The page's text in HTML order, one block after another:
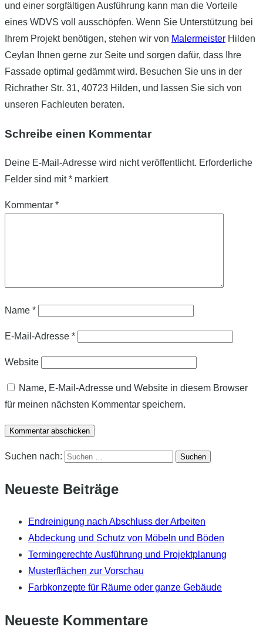
und einer sorgfältigen Ausführung kann man die Vorteile
eines WDVS voll ausschöpfen. Wenn Sie Unterstützung bei
Ihrem Projekt benötigen, stehen wir von Malermeister Hilden
Ceylan Ihnen gerne zur Seite und sorgen dafür, dass Ihre
Fassade optimal gedämmt wird. Besuchen Sie uns in der
Richrather Str. 31, 40723 Hilden, und lassen Sie sich von
unseren Fachleuten beraten.
Schreibe einen Kommentar
Deine E-Mail-Adresse wird nicht veröffentlicht. Erforderliche
Felder sind mit* markiert
Kommentar *
Name *
E-Mail-Adresse *
Website
Name, E-Mail-Adresse und Website in diesem Browser
für meinen nächsten Kommentar speichern.
Suchen nach:
Neueste Beiträge
Endreinigung nach Abschluss der Arbeiten
Abdeckung und Schutz von Möbeln und Böden
Termingerechte Ausführung und Projektplanung
Musterflächen zur Vorschau
Farbkonzepte für Räume oder ganze Gebäude
Neueste Kommentare